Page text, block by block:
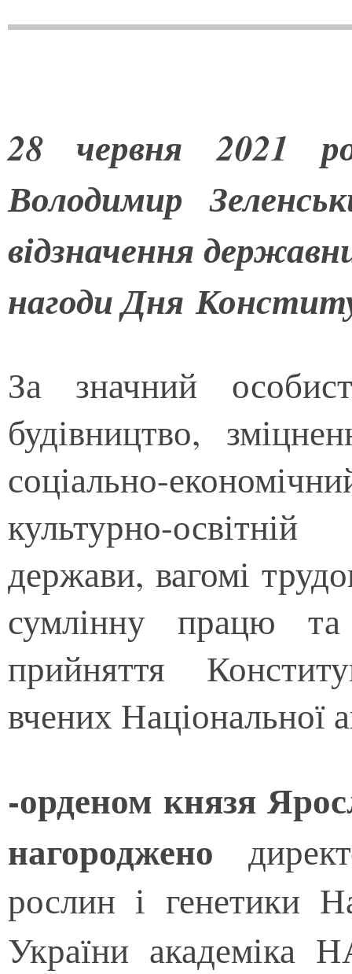
28 червня 2021
Володимир
відзначення
нагоди Дня
За значний
будівництво,
соціально-
культурно-
держави, вагомі
сумлінну працю
прийняття
вчених Національної
-орденом князя
нагороджено
рослин і генетики
України